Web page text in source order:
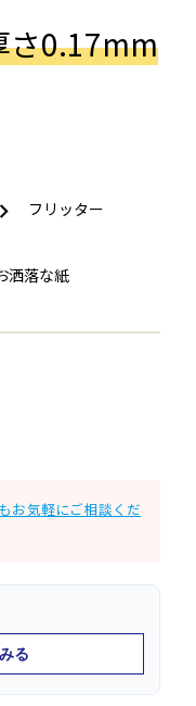
さ0.17mm
フリッター
洒落な紙
→
お気軽にご相談くだ
る